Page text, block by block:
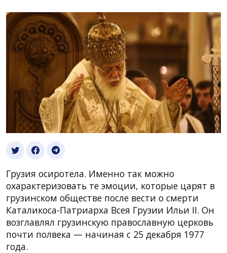
Грузия осиротела. Именно так можно
охарактеризовать те эмоции, которые царят в
грузинском обществе после вести о смерти
Каталикоса-Патриарха Всея Грузии Ильи II. Он
возглавлял грузинскую православную церковь
почти полвека — начиная с 25 декабря 1977
года.